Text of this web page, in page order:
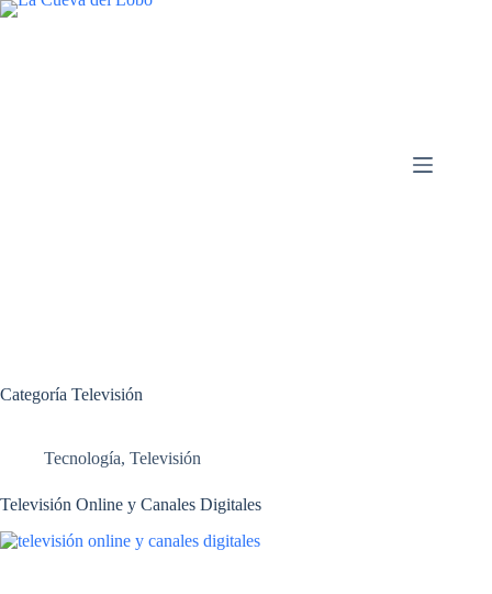
Saltar
Categoría Televisión
Tecnología, Televisión
Televisión Online y Canales Digitales